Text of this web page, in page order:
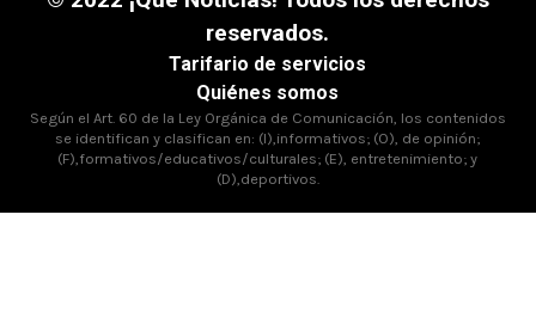
reservados.
Tarifario de servicios
Quiénes somos
Según el Art. 60 de la Ley Orgánica de Comunicación, los contenidos
se identifican y clasifican en: (I),informativos; (O), de opinión;
(F),formativos/educativos/culturales; (E), entretenimiento; y
(D),deportivos.